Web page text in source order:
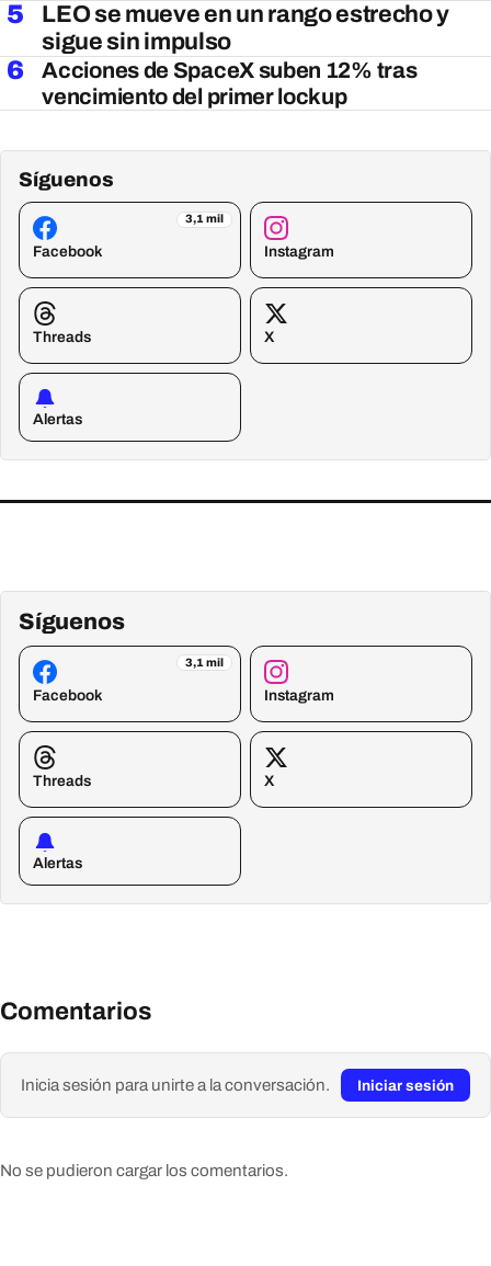
5
LEO se mueve en un rango estrecho y
sigue sin impulso
6
Acciones de SpaceX suben 12% tras
vencimiento del primer lockup
Síguenos
3,1 mil
Facebook Instagram
Threads X
Alertas
Síguenos
3,1 mil
Facebook Instagram
Threads X
Alertas
Comentarios
Inicia sesión para unirte a la conversación. Iniciar sesión
No se pudieron cargar los comentarios.